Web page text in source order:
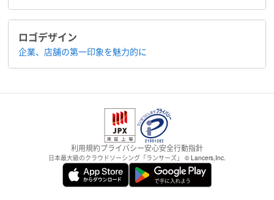
ロゴデザイン
企業、店舗の​第一印象を魅力的に
利用規約プライバシー安心安全行動指針
日本最大級のクラウドソーシング「ランサーズ」 © Lancers,Inc.